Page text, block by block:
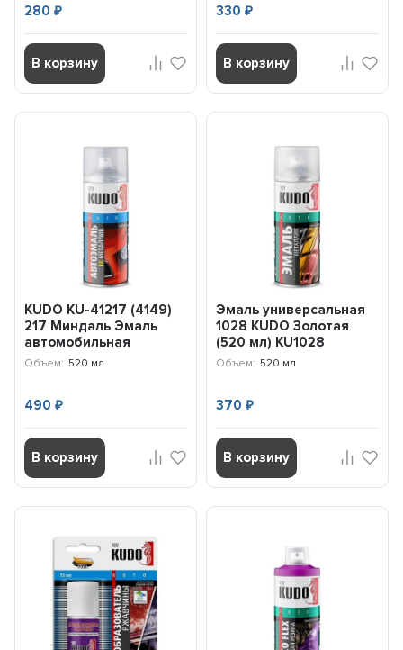
280₽
В корзину
330 ₽
В корзину
KUDO KU-41217 (4149)
217 Миндаль Эмаль
автомобильная
(аэрозоль), металлик
Объем: 520 мл
490₽
В корзину
Эмаль универсальная
1028 KUDO Золотая
(520 мл) KU1028
Объем: 520 мл
370 ₽
В корзину